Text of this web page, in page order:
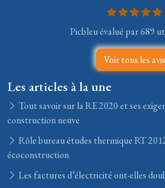
Picbleu évalué par 689
Voir tous les avis
Les articles à la une
Tout savoir sur la RE 2020 et ses
construction neuve
Rôle bureau études thermique RT
écoconstruction
Les factures d’électricité ont-elles